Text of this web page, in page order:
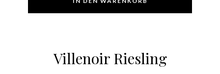
Villenoir Riesling